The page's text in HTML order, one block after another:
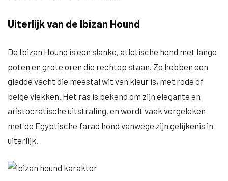
Uiterlijk van de Ibizan Hound
De Ibizan Hound is een slanke, atletische hond met lange
poten en grote oren die rechtop staan. Ze hebben een
gladde vacht die meestal wit van kleur is, met rode of
beige vlekken. Het ras is bekend om zijn elegante en
aristocratische uitstraling, en wordt vaak vergeleken
met de Egyptische farao hond vanwege zijn gelijkenis in
uiterlijk.